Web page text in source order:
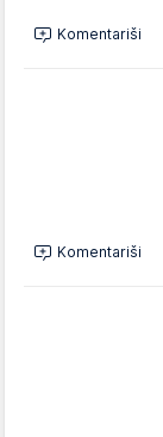
Komentariši
Komentariši